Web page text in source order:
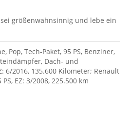
größenwahnsinnig und lebe ein
Pop, Tech-Paket, 95 PS, Benziner,
Dach- und
6/2016, 135.600 Kilometer; Renault
EZ: 3/2008, 225.500 km